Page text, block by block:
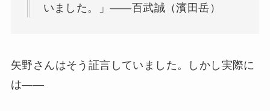
いました。」——百武誠（濱田岳）
矢野さんはそう証言していました。しかし実際に
は——